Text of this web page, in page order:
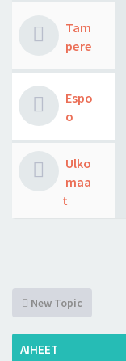
Tam
pere
Espo
o
Ulko
maa
t
New Topic
AIHEET